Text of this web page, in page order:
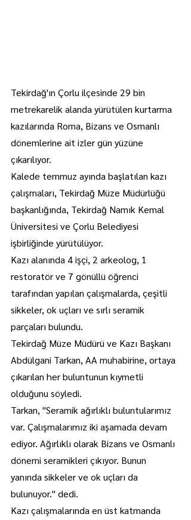
Tekirdağ'ın Çorlu ilçesinde 29 bin
metrekarelik alanda yürütülen kurtarma
kazılarında Roma, Bizans ve Osmanlı
dönemlerine ait izler gün yüzüne
çıkarılıyor.
Kalede temmuz ayında başlatılan kazı
çalışmaları, Tekirdağ Müze Müdürlüğü
başkanlığında, Tekirdağ Namık Kemal
Üniversitesi ve Çorlu Belediyesi
işbirliğinde yürütülüyor.
Kazı alanında 4 işçi, 2 arkeolog, 1
restoratör ve 7 gönüllü öğrenci
tarafından yapılan çalışmalarda, çeşitli
sikkeler, ok uçları ve sırlı seramik
parçaları bulundu.
Tekirdağ Müze Müdürü ve Kazı Başkanı
Abdülgani Tarkan, AA muhabirine, ortaya
çıkarılan her buluntunun kıymetli
olduğunu söyledi.
Tarkan, "Seramik ağırlıklı buluntularımız
var. Çalışmalarımız iki aşamada devam
ediyor. Ağırlıklı olarak Bizans ve Osmanlı
dönemi seramikleri çıkıyor. Bunun
yanında sikkeler ve ok uçları da
bulunuyor." dedi.
Kazı çalışmalarında en üst katmanda